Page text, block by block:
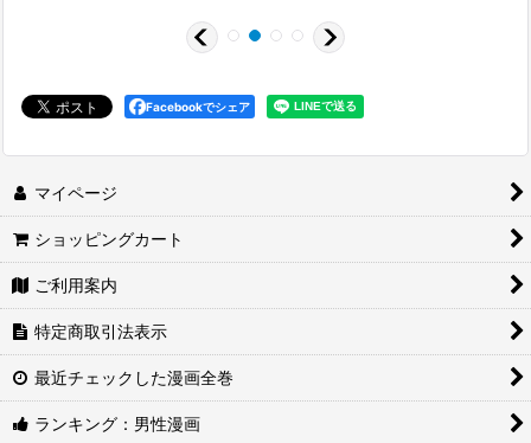
Facebookでシェア
マイページ
ショッピングカート
ご利用案内
特定商取引法表示
最近チェックした漫画全巻
ランキング：男性漫画